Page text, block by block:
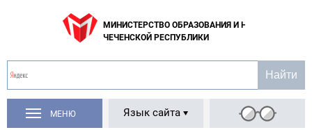
МИНИСТЕРСТВО ОБРАЗОВАНИЯ И НАУКИ
ЧЕЧЕНСКОЙ РЕСПУБЛИКИ
МЕНЮ Язык сайта